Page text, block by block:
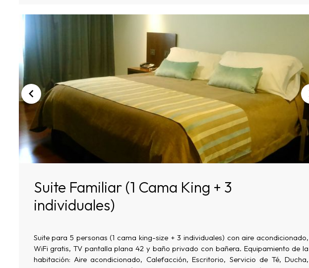
Suite Familiar (1 Cama King + 3
individuales)
Suite para 5 personas (1 cama king-size + 3 individuales) con aire acondicionado,
WiFi gratis, TV pantalla plana 42 y baño privado con bañera. Equipamiento de la
habitación: Aire acondicionado, Calefacción, Escritorio, Servicio de Té, Ducha,